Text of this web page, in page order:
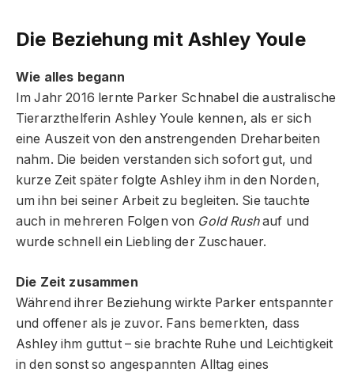
Die Beziehung mit Ashley Youle
Wie alles begann
Im Jahr 2016 lernte Parker Schnabel die australische
Tierarzthelferin Ashley Youle kennen, als er sich
eine Auszeit von den anstrengenden Dreharbeiten
nahm. Die beiden verstanden sich sofort gut, und
kurze Zeit später folgte Ashley ihm in den Norden,
um ihn bei seiner Arbeit zu begleiten. Sie tauchte
auch in mehreren Folgen von Gold Rushauf und
wurde schnell ein Liebling der Zuschauer.
Die Zeit zusammen
Während ihrer Beziehung wirkte Parker entspannter
und offener als je zuvor. Fans bemerkten, dass
Ashley ihm guttut – sie brachte Ruhe und Leichtigkeit
in den sonst so angespannten Alltag eines